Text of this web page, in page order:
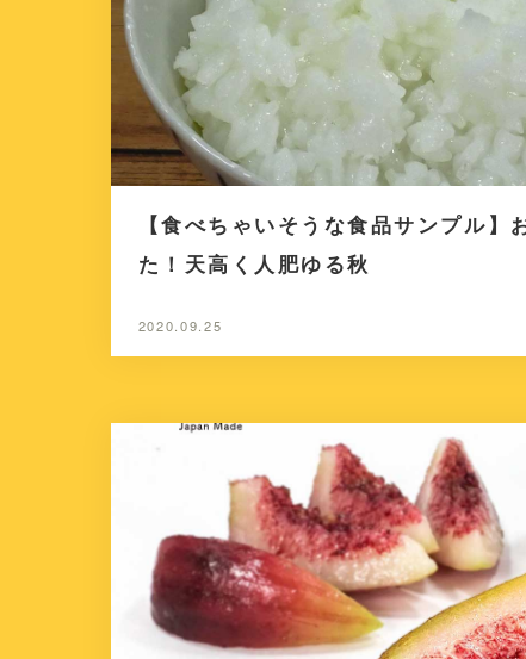
【食べちゃいそうな食品サンプル】
た！天高く人肥ゆる秋
2020.09.25